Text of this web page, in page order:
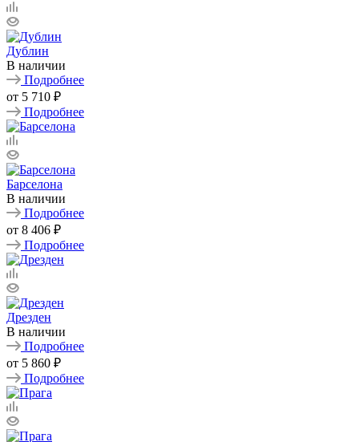
Дублин
В наличии
Подробнее
от 5 710 ₽
Подробнее
Барселона
В наличии
Подробнее
от 8 406 ₽
Подробнее
Дрезден
В наличии
Подробнее
от 5 860 ₽
Подробнее